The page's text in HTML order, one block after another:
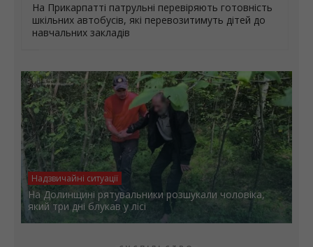
На Прикарпатті патрульні перевіряють готовність
шкільних автобусів, які перевозитимуть дітей до
навчальних закладів
Надзвичайні ситуації
На Долинщині рятувальники розшукали чоловіка,
який три дні блукав у лісі